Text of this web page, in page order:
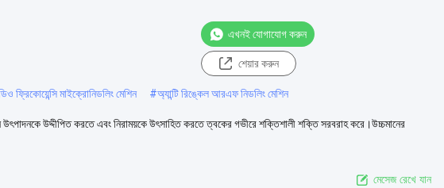
এখনই যোগাযোগ করুন
শেয়ার করুন
ফ্রিকোয়েন্সি মাইক্রোনিডলিং মেশিন #অ্যান্টি রিঙ্কেল আরএফ নিডলিং মেশিন
উদ্দীপিত করতে এবং নিরাময়কে উৎসাহিত করতে ত্বকের গভীরে শক্তিশালী শক্তি সরবরাহ করে।উচ্চমানের
মেসেজ রেখে যান